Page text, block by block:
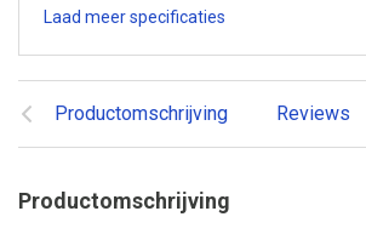
Productomschrijving Reviews
Productomschrijving
Laad meer specificaties